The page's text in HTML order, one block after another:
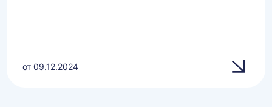
от 09.12.2024